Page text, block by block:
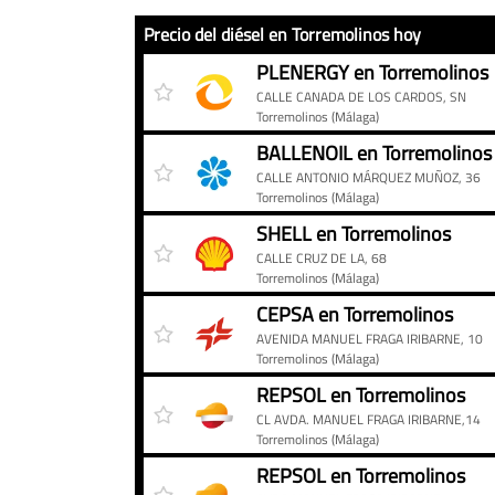
Precio del diésel en Torremolinos hoy
del
Torremolinos
Gasolinera PrecioPLENERGY en Torremolinos
CALLE CANADA DE LOS CARDOS, SN
Torremolinos (Málaga)
BALLENOIL en Torremolinos
CALLE ANTONIO MÁRQUEZ MUÑOZ, 36
Torremolinos (Málaga)
SHELL en Torremolinos
CALLE CRUZ DE LA, 68
Torremolinos (Málaga)
CEPSA en Torremolinos
AVENIDA MANUEL FRAGA IRIBARNE, 10
Torremolinos (Málaga)
REPSOL en Torremolinos
CL AVDA. MANUEL FRAGA IRIBARNE,14
Torremolinos (Málaga)
REPSOL en Torremolinos